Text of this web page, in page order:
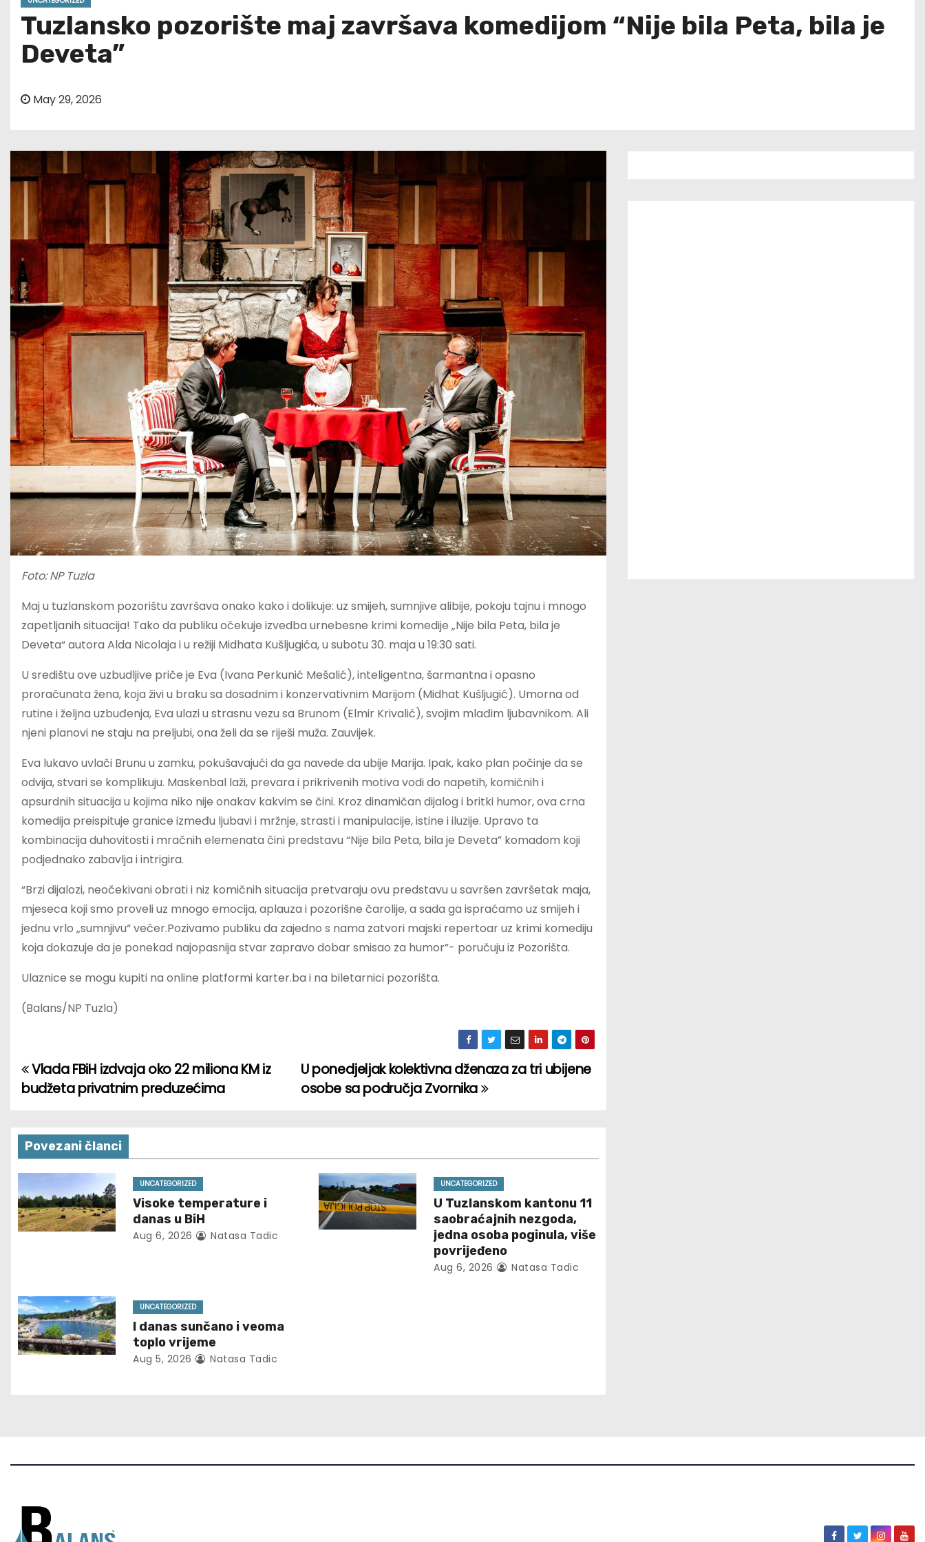
Tuzlansko pozorište maj završava komedijom “Nije bila Peta, bila je
Deveta”
May 29, 2026
Foto: NP Tuzla
Maj u tuzlanskom pozorištu završava onako kako i dolikuje: uz smijeh, sumnjive alibije, pokoju tajnu i mnogo
zapetljanih situacija! Tako da publiku očekuje izvedba urnebesne krimi komedije „Nije bila Peta, bila je
Deveta“ autora Alda Nicolaja i u režiji Midhata Kušljugića, u subotu 30. maja u 19:30 sati.
U središtu ove uzbudljive priče je Eva (Ivana Perkunić Mešalić), inteligentna, šarmantna i opasno
proračunata žena, koja živi u braku sa dosadnim i konzervativnim Marijom (Midhat Kušljugić). Umorna od
rutine i željna uzbuđenja, Eva ulazi u strasnu vezu sa Brunom (Elmir Krivalić), svojim mlađim ljubavnikom. Ali
njeni planovi ne staju na preljubi, ona želi da se riješi muža. Zauvijek.
Eva lukavo uvlači Brunu u zamku, pokušavajući da ga navede da ubije Marija. Ipak, kako plan počinje da se
odvija, stvari se komplikuju. Maskenbal laži, prevara i prikrivenih motiva vodi do napetih, komičnih i
apsurdnih situacija u kojima niko nije onakav kakvim se čini. Kroz dinamičan dijalog i britki humor, ova crna
komedija preispituje granice između ljubavi i mržnje, strasti i manipulacije, istine i iluzije. Upravo ta
kombinacija duhovitosti i mračnih elemenata čini predstavu “Nije bila Peta, bila je Deveta” komadom koji
podjednako zabavlja i intrigira.
“Brzi dijalozi, neočekivani obrati i niz komičnih situacija pretvaraju ovu predstavu u savršen završetak maja,
mjeseca koji smo proveli uz mnogo emocija, aplauza i pozorišne čarolije, a sada ga ispraćamo uz smijeh i
jednu vrlo „sumnjivu“ večer.Pozivamo publiku da zajedno s nama zatvori majski repertoar uz krimi komediju
koja dokazuje da je ponekad najopasnija stvar zapravo dobar smisao za humor”- poručuju iz Pozorišta.
Ulaznice se mogu kupiti na online platformi karter.ba i na biletarnici pozorišta.
(Balans/NP Tuzla)
P
s
t
n
a
g
a
t
U ponedjeljak kolektivna dženaza za tri ubijene
osobe sa područja Zvornika
Vlada FBiH izdvaja oko 22 miliona KM iz
budžeta privatnim preduzećima
Povezani članci
UNCATEGORIZED
Visoke temperature i
danas u BiH
Aug 6, 2026 Natasa Tadic
UNCATEGORIZED
U Tuzlanskom kantonu 11
saobraćajnih nezgoda,
jedna osoba poginula, više
povrijeđeno
Aug 6, 2026 Natasa Tadic
UNCATEGORIZED
I danas sunčano i veoma
toplo vrijeme
Aug 5, 2026 Natasa Tadic